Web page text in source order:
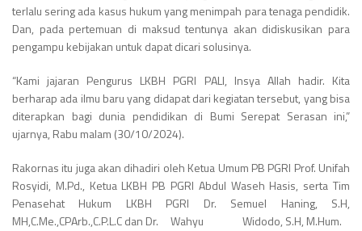
terlalu sering ada kasus hukum yang menimpah para tenaga pendidik.
Dan, pada pertemuan di maksud tentunya akan didiskusikan para
pengampu kebijakan untuk dapat dicari solusinya.
“Kami jajaran Pengurus LKBH PGRI PALI, Insya Allah hadir. Kita
berharap ada ilmu baru yang didapat dari kegiatan tersebut, yang bisa
diterapkan bagi dunia pendidikan di Bumi Serepat Serasan ini,”
ujarnya, Rabu malam (30/10/2024).
Rakornas itu juga akan dihadiri oleh Ketua Umum PB PGRI Prof. Unifah
Rosyidi, M.Pd., Ketua LKBH PB PGRI Abdul Waseh Hasis, serta Tim
Penasehat Hukum LKBH PGRI Dr. Semuel Haning, S.H,
MH,C.Me.,CPArb.,C.P.L.C dan Dr. Wahyu Widodo, S.H, M.Hum.